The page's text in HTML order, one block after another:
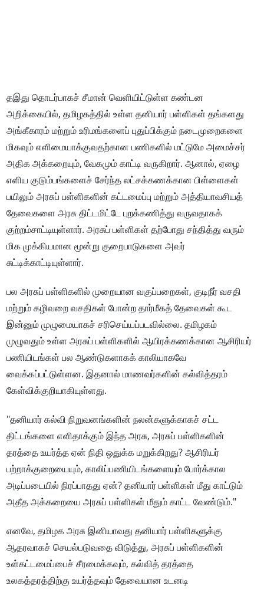
தஇது தொடர்பாகச் சீமான் வெளியிட்டுள்ள கண்டன
அறிக்கையில், தமிழகத்தில் உள்ள தனியார் பள்ளிகள் தங்களது
அங்கீகாரம் மற்றும் உரிமங்களைப் புதுப்பிக்கும் நடைமுறைகளை
மிகவும் எளிமையாக்குவதற்கான பணிகளில் மட்டுமே அமைச்சர்
அதிக அக்கறையும், வேகமும் காட்டி வருகிறார். ஆனால், ஏழை
எளிய குடும்பங்களைச் சேர்ந்த லட்சக்கணக்கான பிள்ளைகள்
பயிலும் அரசுப் பள்ளிகளின் கட்டமைப்பு மற்றும் அத்தியாவசியத்
தேவைகளை அரசு திட்டமிட்டே புறக்கணித்து வருவதாகக்
குற்றம்சாட்டியுள்ளார். அரசுப் பள்ளிகள் தற்போது சந்தித்து வரும்
மிக முக்கியமான மூன்று குறைபாடுகளை அவர்
சுட்டிக்காட்டியுள்ளார்.
பல அரசுப் பள்ளிகளில் முறையான வகுப்பறைகள், குடிநீர் வசதி
மற்றும் கழிவறை வசதிகள் போன்ற தார்மீகத் தேவைகள் கூட
இன்னும் முழுமையாகச் சரிசெய்யப்படவில்லை. தமிழகம்
முழுவதும் உள்ள அரசுப் பள்ளிகளில் ஆயிரக்கணக்கான ஆசிரியர்
பணியிடங்கள் பல ஆண்டுகளாகக் காலியாகவே
வைக்கப்பட்டுள்ளன. இதனால் மாணவர்களின் கல்வித்தரம்
கேள்விக்குறியாகியுள்ளது.
"தனியார் கல்வி நிறுவனங்களின் நலன்களுக்காகச் சட்ட
திட்டங்களை எளிதாக்கும் இந்த அரசு, அரசுப் பள்ளிகளின்
தரத்தை உயர்த்த ஏன் நிதி ஒதுக்க மறுக்கிறது? ஆசிரியர்
பற்றாக்குறையையும், காலிப்பணியிடங்களையும் போர்க்கால
அடிப்படையில் நிரப்பாதது ஏன்? தனியார் பள்ளிகள் மீது காட்டும்
அதீத அக்கறையை அரசுப் பள்ளிகள் மீதும் காட்ட வேண்டும்."
எனவே, தமிழக அரசு இனியாவது தனியார் பள்ளிகளுக்கு
ஆதரவாகச் செயல்படுவதை விடுத்து, அரசுப் பள்ளிகளின்
உள்கட்டமைப்பைச் சீரமைக்கவும், கல்வித் தரத்தை
உலகத்தரத்திற்கு உயர்த்தவும் தேவையான உடனடி